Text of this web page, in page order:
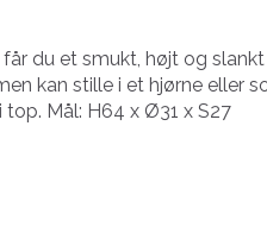
du et smukt, højt og
kan stille i et hjørne eller
top. Mål: H64 x Ø31 x S27